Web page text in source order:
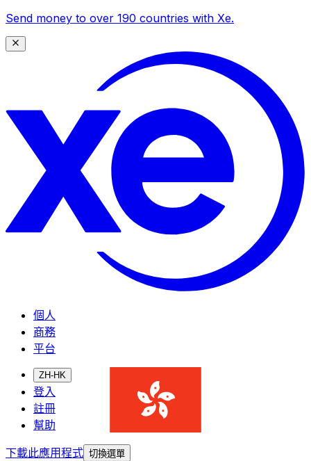
Send money to over 190 countries with Xe.
個人
商務
平台
ZH-HK
登入
註冊
幫助
下載此應用程式 切換選單